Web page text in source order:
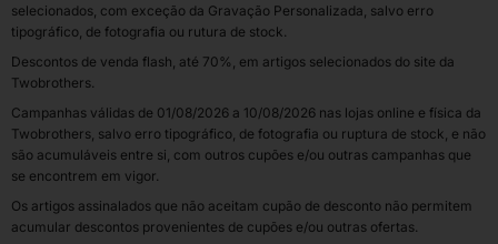
selecionados, com exceção da Gravação Personalizada, salvo erro
tipográfico, de fotografia ou rutura de stock.
Descontos de venda flash, até 70%, em artigos selecionados do site da
Twobrothers.
Campanhas válidas de 01/08/2026 a 10/08/2026 nas lojas online e física da
Twobrothers, salvo erro tipográfico, de fotografia ou ruptura de stock, e não
são acumuláveis entre si, com outros cupões e/ou outras campanhas que
se encontrem em vigor.
Os artigos assinalados que não aceitam cupão de desconto não permitem
acumular descontos provenientes de cupões e/ou outras ofertas.